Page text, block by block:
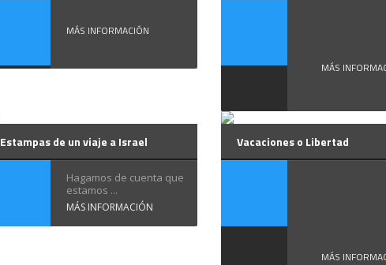
MÁS INFORMACIÓN
MÁS
Estampas de un viaje a Israel
Hagamos de cuenta que
estamos ...
MÁS INFORMACIÓN
Vacaciones o Libertad
MÁS